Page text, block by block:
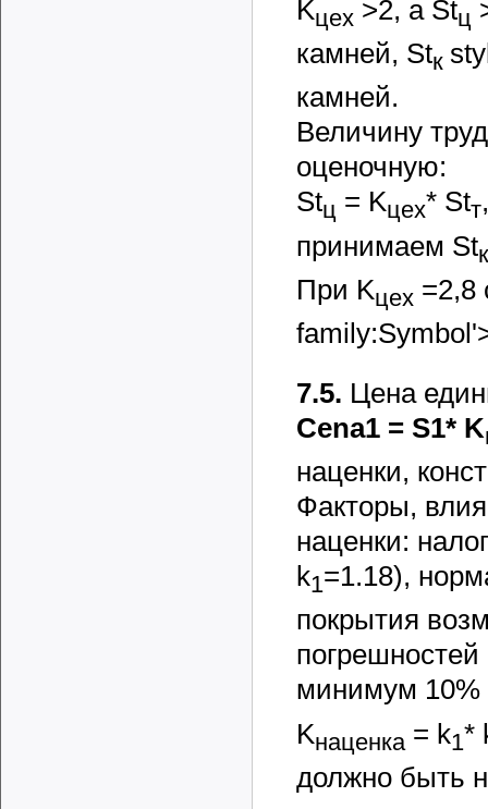
Kцех >2, а Stц
камней, Stк
камней.
Величину
оценочную:
Stц = Kцех* Stт,
принимаем Stк
При Kцех =2,8
7.5. Цена
Cena1 = S1* K
наценки,
Факторы,
наценки:
k1=1.18),
покрытия
минимум
Kнаценка = k1*
должно быть